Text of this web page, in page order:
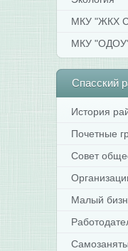
МКУ "ЖКХ
МКУ
Спасский
История
Почетные
Совет
Малый